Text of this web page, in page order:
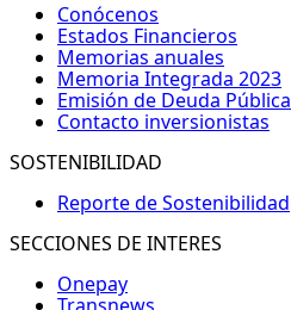
Conócenos
Estados Financieros
Memorias anuales
Memoria Integrada 2023
Emisión de Deuda Pública
Contacto inversionistas
SOSTENIBILIDAD
Reporte de Sostenibilidad
SECCIONES DE INTERES
Onepay